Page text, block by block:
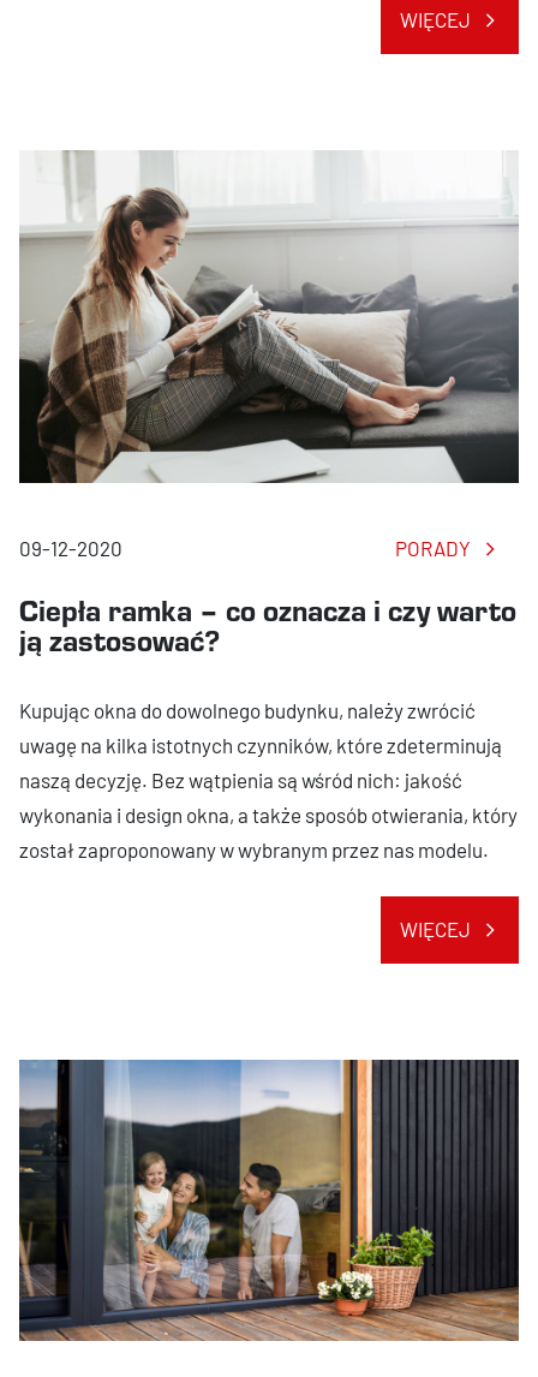
WIĘCEJ
09-12-2020 PORADY
Ciepła ramka – co oznacza i czy warto
ją zastosować?
Kupując okna do dowolnego budynku, należy zwrócić
uwagę na kilka istotnych czynników, które zdeterminują
naszą decyzję. Bez wątpienia są wśród nich: jakość
wykonania i design okna, a także sposób otwierania, który
został zaproponowany w wybranym przez nas modelu.
WIĘCEJ